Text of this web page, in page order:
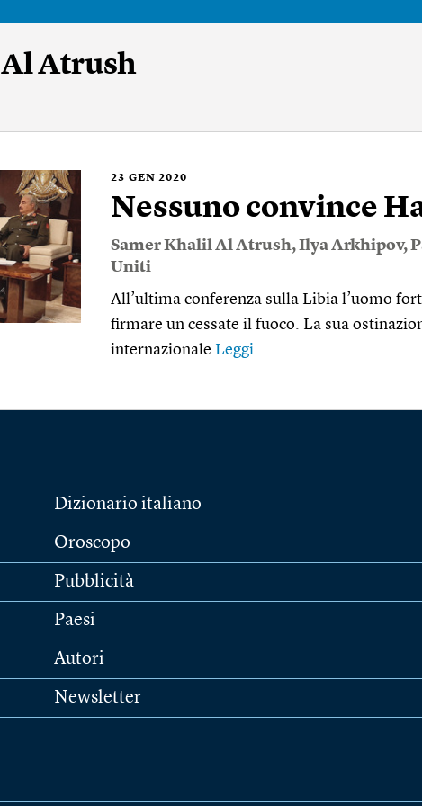
Atrush
23 GEN 2020
Nessuno convince
Samer Khalil Al Atrush,Ilya Arkhipov,
Uniti
All’ultima conferenza sulla Libia l’uomo
firmare un cessate il fuoco. La sua
internazionale Leggi
Dizionario italiano
Oroscopo
Pubblicità
Paesi
Autori
Newsletter